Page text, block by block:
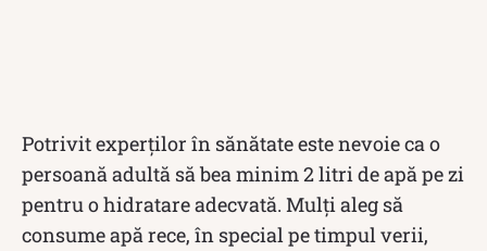
Potrivit experților în sănătate este nevoie ca o
persoană adultă să bea minim 2 litri de apă pe zi
pentru o hidratare adecvată. Mulți aleg să
consume apă rece, în special pe timpul verii,